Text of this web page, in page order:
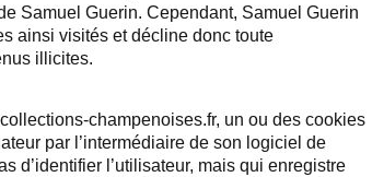
Samuel Guerin. Cependant, Samuel Guerin
ainsi visités et décline donc toute
illicites.
champenoises.fr, un ou des cookies
par l’intermédiaire de son logiciel de
d’identifier l’utilisateur, mais qui enregistre